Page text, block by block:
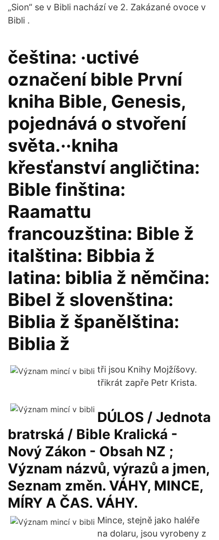
„Sion“ se v Bibli nachází ve 2. Zakázané ovoce v
Bibli .
čeština: ·uctivé
označení bible První
kniha Bible, Genesis,
pojednává o stvoření
světa.··kniha
křesťanství angličtina:
Bible finština:
Raamattu
francouzština: Bible ž
italština: Bibbia ž
latina: biblia ž němčina:
Bibel ž slovenština:
Biblia ž španělština:
Biblia ž
tři jsou Knihy Mojžíšovy.
třikrát zapře Petr Krista.
DÚLOS / Jednota
bratrská / Bible Kralická -
Nový Zákon - Obsah NZ ;
Význam názvů, výrazů a jmen,
Seznam změn. VÁHY, MINCE,
MÍRY A ČAS. VÁHY.
Mince, stejně jako haléře
na dolaru, jsou vyrobeny z